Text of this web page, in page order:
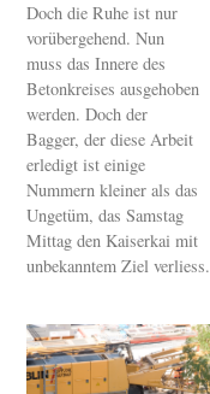
Doch die Ruhe ist nur
vorübergehend. Nun
muss das Innere des
Betonkreises ausgehoben
werden. Doch der
Bagger, der diese Arbeit
erledigt ist einige
Nummern kleiner als das
Ungetüm, das Samstag
Mittag den Kaiserkai mit
unbekanntem Ziel verliess.